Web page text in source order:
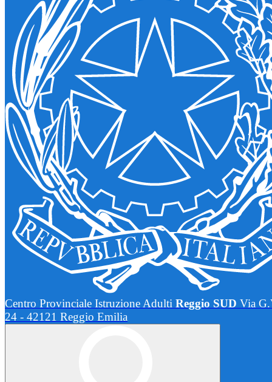
Centro Provinciale Istruzione Adulti Reggio SUD Via
24 - 42121 Reggio Emilia